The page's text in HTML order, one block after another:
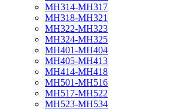
МН314-МН317
МН318-МН321
МН322-МН323
МН324-МН325
МН401-МН404
МН405-МН413
МН414-МН418
МН501-МН516
МН517-МН522
МН523-МН534